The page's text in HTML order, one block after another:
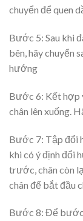
chuyển để quen
Bước 5: Sau khi
bên, hãy chuyển
hướng
Bước 6: Kết hợp
chân lên xuống.
Bước 7: Tập đổi
khi có ý định đổi
trước, chân còn
chân để bắt đầu
Bước 8: Để bước